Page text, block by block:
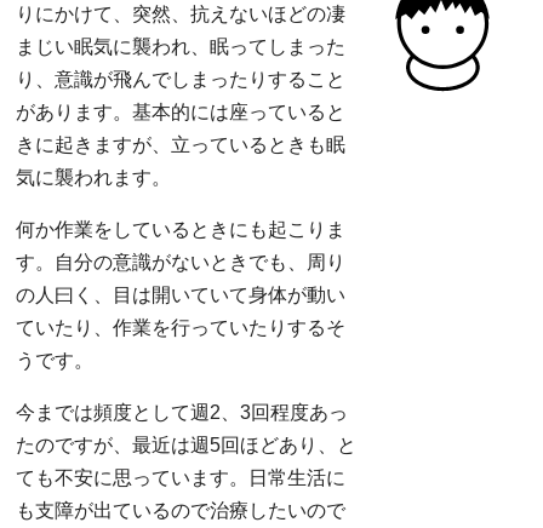
りにかけて、突然、抗えないほどの凄
まじい眠気に襲われ、眠ってしまった
り、意識が飛んでしまったりすること
があります。基本的には座っていると
きに起きますが、立っているときも眠
気に襲われます。
何か作業をしているときにも起こりま
す。自分の意識がないときでも、周り
の人曰く、目は開いていて身体が動い
ていたり、作業を行っていたりするそ
うです。
今までは頻度として週2、3回程度あっ
たのですが、最近は週5回ほどあり、と
ても不安に思っています。日常生活に
も支障が出ているので治療したいので